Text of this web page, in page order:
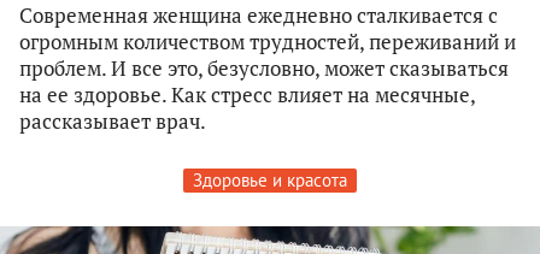
Современная женщина ежедневно сталкивается с
огромным количеством трудностей, переживаний и
проблем. И все это, безусловно, может сказываться
на ее здоровье. Как стресс влияет на месячные,
рассказывает врач.
Здоровье и красота